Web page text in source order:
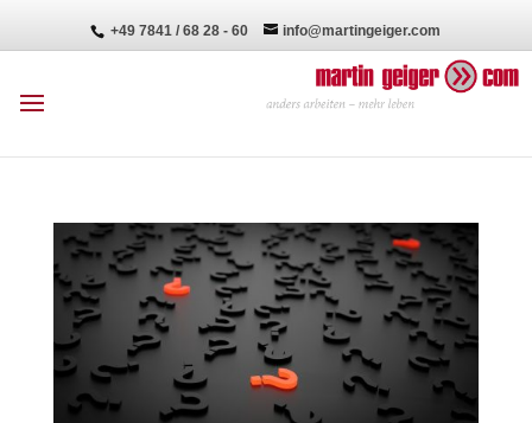
+49 7841 / 68 28 - 60 info@martingeiger.com